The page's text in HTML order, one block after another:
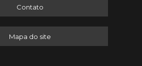
Contato
Mapa do site